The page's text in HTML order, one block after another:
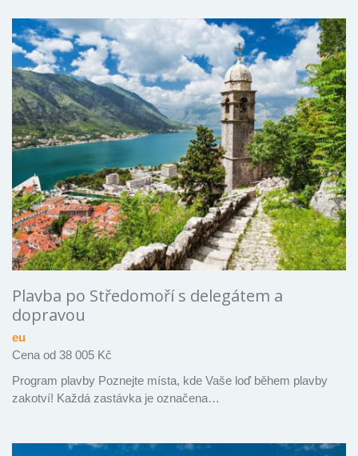
Plavba po Středomoří s delegátem a
dopravou
eu
Cena od 38 005 Kč
Program plavby Poznejte místa, kde Vaše loď během plavby
zakotví! Každá zastávka je označena…